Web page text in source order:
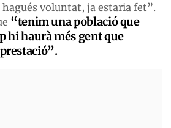
voluntat, ja estaria fet”.
“tenim una població que
hi haurà més gent que